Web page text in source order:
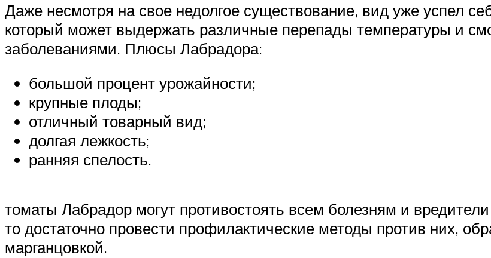
Даже несмотря на свое недолгое существование, вид уже успел
который может выдержать различные перепады температуры и
заболеваниями. Плюсы Лабрадора:
большой процент урожайности;
крупные плоды;
отличный товарный вид;
долгая лежкость;
ранняя спелость.
томаты Лабрадор могут противостоять всем болезням и
то достаточно провести профилактические методы против них,
марганцовкой.